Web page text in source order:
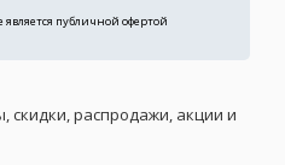
публичной офертой
скидки, распродажи, акции и